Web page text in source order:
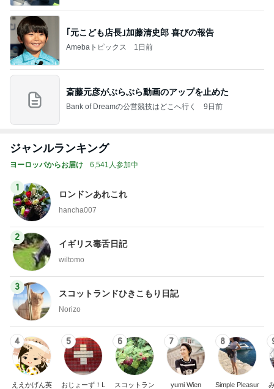
｢元こども店長｣加藤清史郎 喜びの報告
Amebaトピックス 1日前
斎藤元彦がぶらぶら動画のアップを止めた
Bank of Dreamの公営競技はどこへ行く 9日前
ジャンルランキング
ヨーロッパからお届け 6,541人参加中
1
ロンドンあれこれ
hancha007
2
イギリス毒舌日記
wiltomo
3
スコットランドひきこもり日記
Norizo
4
ええかげん英
5
おじょーず！L
6
スコットラン
7
yumi Wien
8
Simple Pleasur